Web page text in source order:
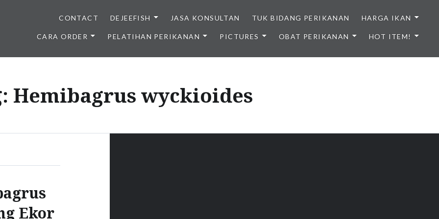
IKAN BERKUALITAS INDONESIA
CONTACT DEJEEFISH JASA KONSULTAN TUK BIDANG PERIKANAN HARGA IKAN
CARA ORDER PELATIHAN PERIKANAN PICTURES OBAT PERIKANAN HOT ITEM!
Hemibagrus wyckioides
Ekor